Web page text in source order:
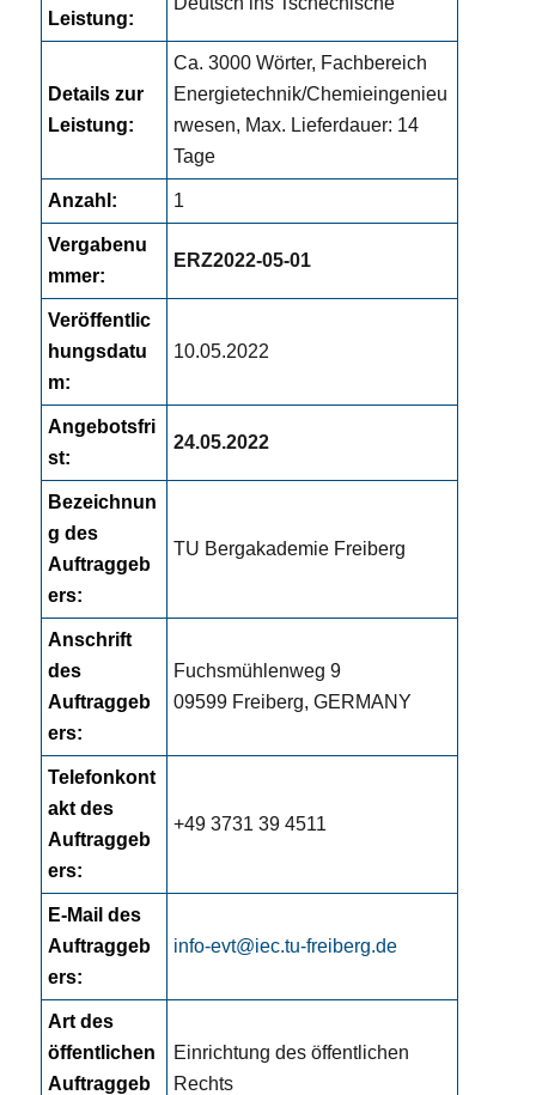
Leistung:
Details zur
Leistung:
Ca. 3000 Wörter, Fachbereich
Energietechnik/Chemieingenieu
rwesen, Max. Lieferdauer: 14
Tage
Anzahl: 1
Vergabenu
mmer:
ERZ2022-05-01
Veröffentlic
hungsdatu
m:
10.05.2022
Angebotsfri
st:
24.05.2022
Bezeichnun
g des
Auftraggeb
ers:
TU Bergakademie Freiberg
Anschrift
des
Auftraggeb
ers:
Fuchsmühlenweg 9
09599 Freiberg, GERMANY
Telefonkont
akt des
Auftraggeb
ers:
+49 3731 39 4511
E-Mail des
Auftraggeb
ers:
info-evt@iec.tu-freiberg.de
Art des
öffentlichen
Auftraggeb
Einrichtung des öffentlichen
Rechts